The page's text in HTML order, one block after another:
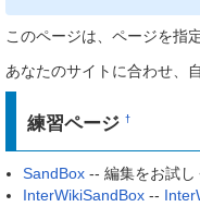
一覧
このページは、ページを指
あなたのサイトに合わせ、
練習ページ†
SandBox -- 編集をお試し
InterWikiSandBox --